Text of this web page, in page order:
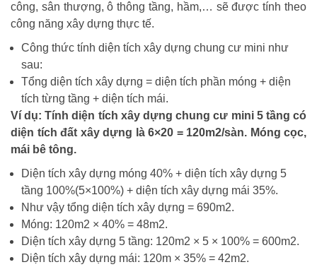
công, sân thượng, ô thông tầng, hầm,… sẽ được tính theo
công năng xây dựng thực tế.
Công thức tính diện tích xây dựng chung cư mini như
sau:
Tổng diện tích xây dựng = diện tích phần móng + diện
tích từng tầng + diện tích mái.
Ví dụ: Tính diện tích xây dựng chung cư mini 5 tầng có
diện tích đất xây dựng là 6×20 = 120m2/sàn. Móng cọc,
mái bê tông.
Diện tích xây dựng móng 40% + diện tích xây dựng 5
tầng 100%(5×100%) + diện tích xây dựng mái 35%.
Như vậy tổng diện tích xây dựng = 690m2.
Móng: 120m2 × 40% = 48m2.
Diện tích xây dựng 5 tầng: 120m2 × 5 × 100% = 600m2.
Diện tích xây dựng mái: 120m × 35% = 42m2.